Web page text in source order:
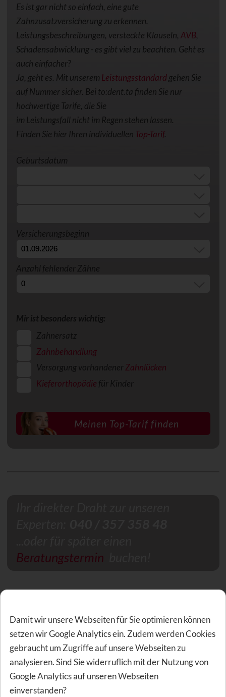
Es ist gar nicht so einfach, eine gute
Zahnzusatzversicherung zu erkennen.
Leistungsbeschreibungen, versteckte Klauseln, AVB,
Schadensabwicklung - es gibt viel zu beachten. Geht es
auch einfacher?
Ja, geht es. Mit unserem Leistungsstandardgehen Sie
auf Nummer sicher. Bei to:dent.ta finden Sie nur
hochwertige Tarife, die Sie
im Leistungsfall nicht im Regen stehen lassen.
Finden Sie hier Ihren individuellen Top-Tarif.
Geburtsdatum
Versicherungsbeginn
Anzahl fehlender Zähne
Mir ist besonders wichtig:
Zahnersatz
Zahnbehandlung
Versorgung vorhandenerZahnlücken
Kieferorthopädie für Kinder
Beratungstermin
Hat Ihnen der Artikel gefallen? Dann könnten folgende
Empfehlungen für Sie auch von Interesse sein.
Finanzielle Vorteile durch
Damit wir unsere Webseiten für Sie optimieren können
setzen wir Google Analytics ein. Zudem werden Cookies
gebraucht um Zugriffe auf unsere Webseiten zu
analysieren. Sind Sie widerruflich mit der Nutzung von
Google Analytics auf unseren Webseiten
einverstanden?